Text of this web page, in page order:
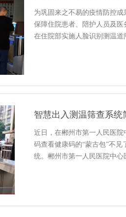
为巩固来之不易的疫情防控
保障住院患者、陪护人员及
在住院部实施人脸识别测温
智慧出入测温筛查系
近日，在郴州市第一人民医
码查看健康码的“蒙古包”不
统。郴州市第一人民医院中